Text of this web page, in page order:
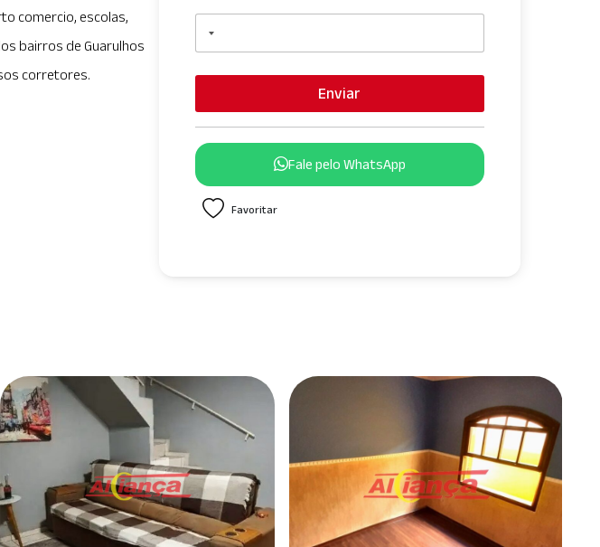
comercio, escolas,
bairros de Guarulhos
corretores.
Enviar
Fale pelo WhatsApp
Favoritar